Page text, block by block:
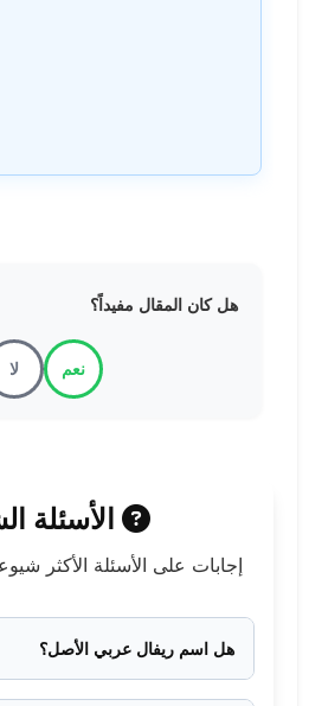
هل كان المقال مفيداً؟
نعم لا
الأسئلة
إجابات على الأسئلة الأكثر
هل اسم ريفال عربي الأصل؟